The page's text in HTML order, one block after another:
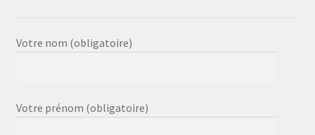
Votre nom (obligatoire)
Votre prénom (obligatoire)